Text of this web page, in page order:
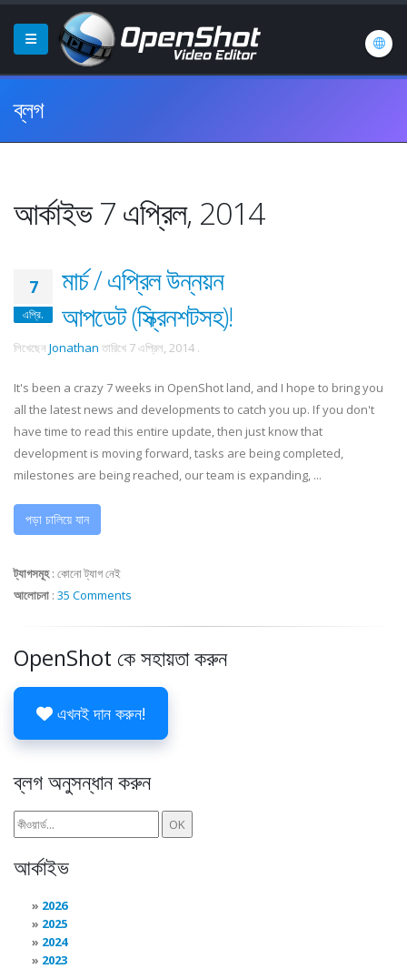
ব্লগ
আর্কাইভ 7 এপ্রিল, 2014
7
এপ্রি.
মার্চ / এপ্রিল উন্নয়ন
আপডেট (স্ক্রিনশটসহ)!
লিখেছেন Jonathan তারিখে 7 এপ্রিল, 2014 .
It's been a crazy 7 weeks in OpenShot land, and I hope to bring you
all the latest news and developments to catch you up. If you don't
have time to read this entire update, then just know that
development is moving forward, tasks are being completed,
milestones are being reached, our team is expanding, ...
পড়া চালিয়ে যান
ট্যাগসমূহ: কোনো ট্যাগ নেই
আলোচনা : 35 Comments
OpenShot কে সহায়তা করুন
এখনই দান করুন!
ব্লগ অনুসন্ধান করুন
আর্কাইভ
2026
2025
2024
2023